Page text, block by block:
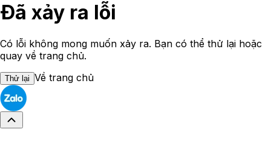
Đã xảy ra lỗi
Có lỗi không mong muốn xảy ra. Bạn có thể thử lại hoặc
quay về trang chủ.
Thử lại Về trang chủ